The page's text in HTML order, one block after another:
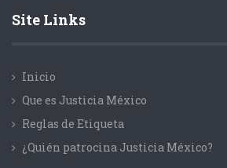
Site Links
Inicio
Que es Justicia México
Reglas de Etiqueta
¿Quién patrocina Justicia México?